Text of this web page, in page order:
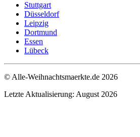
Stuttgart
Düsseldorf
Leipzig
Dortmund
Essen
Lübeck
© Alle-Weihnachtsmaerkte.de 2026
Letzte Aktualisierung: August 2026